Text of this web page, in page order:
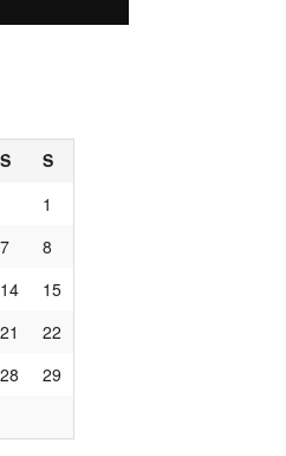
S
S
1
7
8
14
15
21
22
28
29